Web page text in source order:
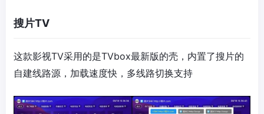
搜片TV
这款影视TV采用的是TVbox最新版的壳，内置了搜片的
自建线路源，加载速度快，多线路切换支持